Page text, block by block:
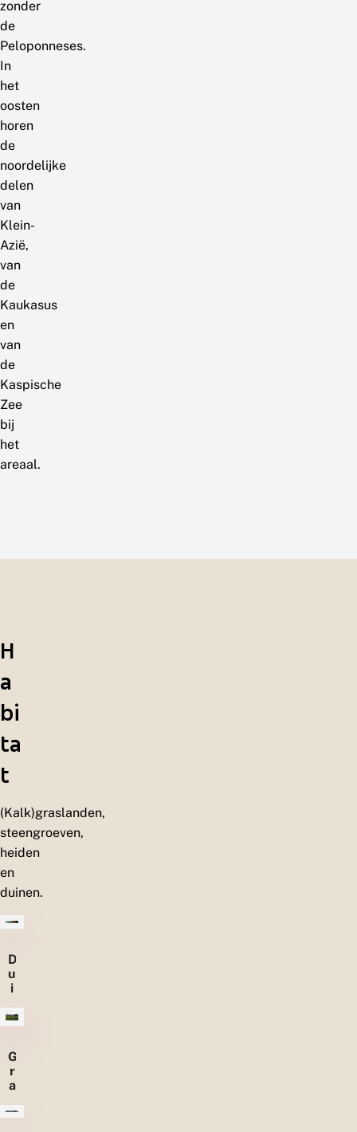
zonder
de
Peloponneses.
In
het
oosten
horen
de
noordelijke
delen
van
Klein-
Azië,
van
de
Kaukasus
en
van
de
Kaspische
Zee
bij
het
areaal.
H
a
bi
ta
t
(Kalk)graslanden,
steengroeven,
heiden
en
duinen.
D
u
i
e
n
G
r
a
l